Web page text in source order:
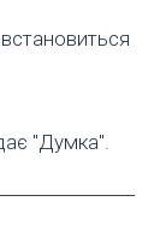
"Думка".